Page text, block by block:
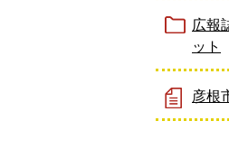
広報
ット
彦根